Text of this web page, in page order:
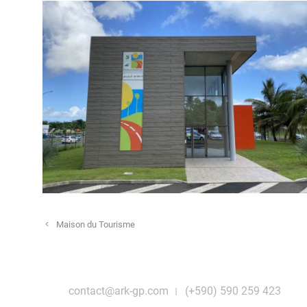
Navigation
Maison du Tourisme
contact@ark-gp.com (+590) 590 259 423